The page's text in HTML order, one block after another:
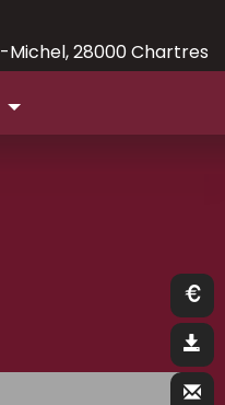
Michel, 28000 Chartres